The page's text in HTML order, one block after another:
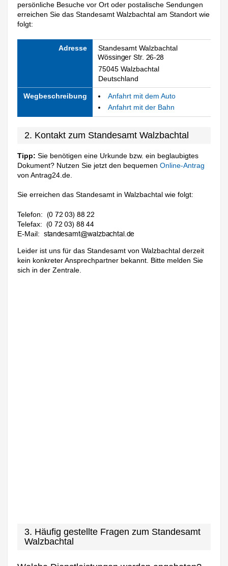
persönliche Besuche vor Ort oder postalische Sendungen
erreichen Sie das Standesamt Walzbachtal am Standort wie
folgt:
Adresse Standesamt Walzbachtal
75045 Walzbachtal
Deutschland
Wegbeschreibung
Anfahrt mit dem Auto
Anfahrt mit der Bahn
2. Kontakt zum Standesamt Walzbachtal
Tipp: Sie benötigen eine Urkunde bzw. ein beglaubigtes
Dokument? Nutzen Sie jetzt den bequemenOnline-Antrag
von Antrag24.de.
Sie erreichen das Standesamt in Walzbachtal wie folgt:
Telefon:
Telefax:
E-Mail:
Leider ist uns für das Standesamt von Walzbachtal derzeit
kein konkreter Ansprechpartner bekannt. Bitte melden Sie
sich in der Zentrale.
3. Häufig gestellte Fragen zum Standesamt
Walzbachtal